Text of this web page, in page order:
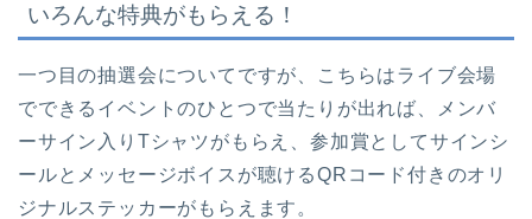
いろんな特典がもらえる！
一つ目の抽選会についてですが、こちらはライブ会場
でできるイベントのひとつで当たりが出れば、メンバ
ーサイン入りTシャツがもらえ、参加賞としてサインシ
ールとメッセージボイスが聴けるQRコード付きのオリ
ジナルステッカーがもらえます。